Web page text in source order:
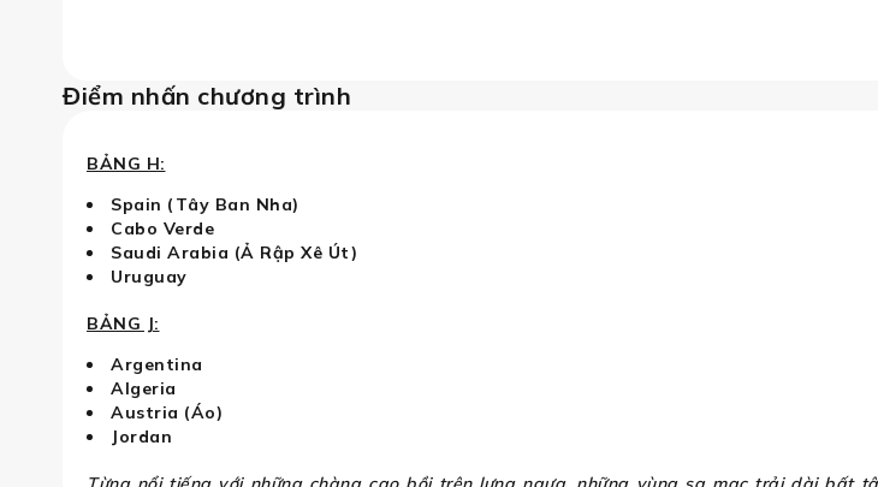
- San Diego: Sôi động cùng FiFa World Cup 26™ ( Đã
Điểm nhấn chương trình
BẢNG H:
Spain (Tây Ban Nha)
Cabo Verde
Saudi Arabia (Ả Rập Xê Út)
Uruguay
BẢNG J:
Argentina
Algeria
Austria (Áo)
Jordan